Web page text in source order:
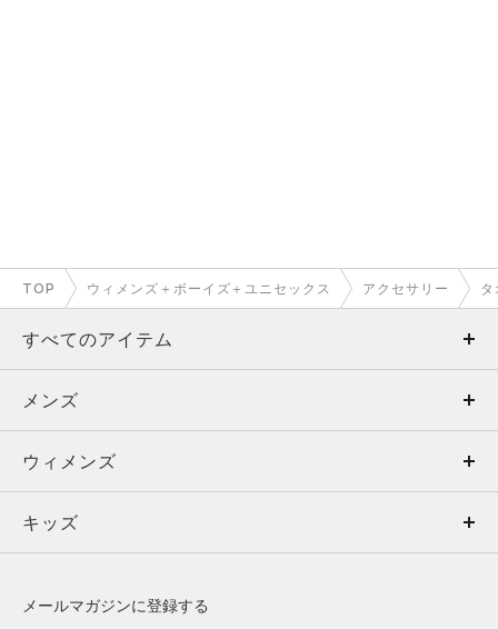
TOP ウィメンズ＋ボーイズ＋ユニセックス アクセサリー
すべてのアイテム
メンズ
ウィメンズ
キッズ
メンズ
トップス
ボトムス
ウィメンズ
トップス
キッズ
メールマガジンに登録する